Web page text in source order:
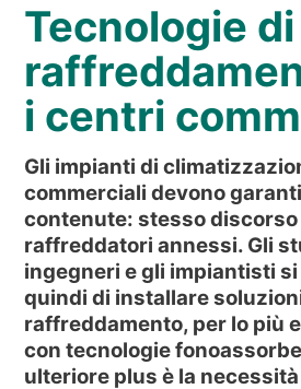
REFERENZE
NEWS & EVENTI
CHI SIAMO
SOSTENIBILITÀ
ARTICOLI TECNICI
AREA RISERVATA
IT EN FR DE PL
Tecnologie di
i centri
Gli impianti di
commerciali devono
contenute: stesso discorso
raffreddatori annessi. Gli
ingegneri e gli impiantisti
quindi di installare
raffreddamento, per lo più
con tecnologie
ulteriore plus è la